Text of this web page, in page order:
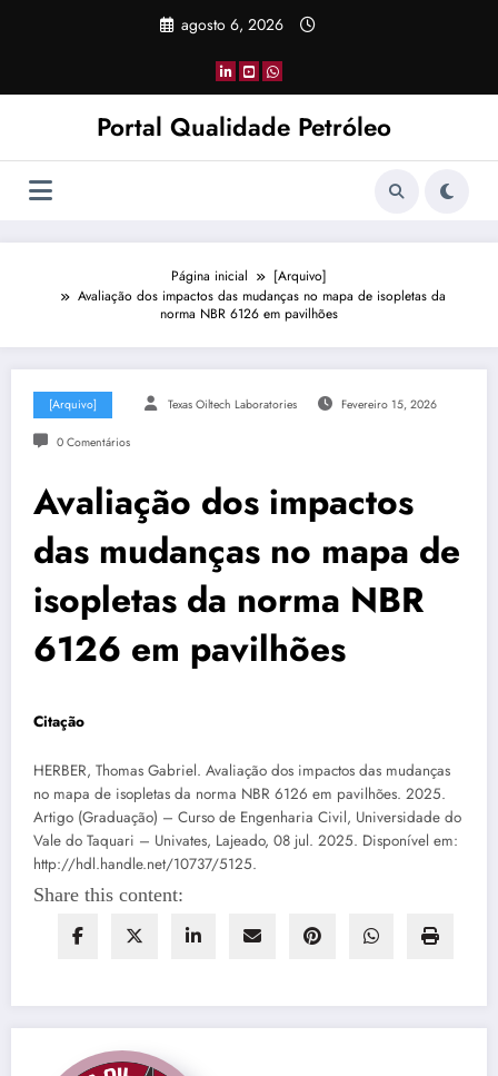
agosto 6, 2026
Portal Qualidade Petróleo
Página inicial
[Arquivo]
Avaliação dos impactos das mudanças no mapa de isopletas da
norma NBR 6126 em pavilhões
[Arquivo] Texas Oiltech Laboratories Fevereiro 15, 2026
0 Comentários
Avaliação dos impactos
das mudanças no mapa de
isopletas da norma NBR
6126 em pavilhões
Citação
HERBER, Thomas Gabriel. Avaliação dos impactos das mudanças
no mapa de isopletas da norma NBR 6126 em pavilhões. 2025.
Artigo (Graduação) – Curso de Engenharia Civil, Universidade do
Vale do Taquari – Univates, Lajeado, 08 jul. 2025. Disponível em:
http://hdl.handle.net/10737/5125.
Share this content: